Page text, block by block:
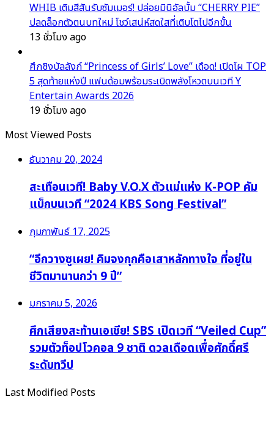
WHIB เติมสีสันรับซัมเมอร์! ปล่อยมินิอัลบั้ม “CHERRY PIE”
ปลดล็อกตัวตนบทใหม่ โชว์เสน่ห์สดใสที่เติบโตไปอีกขั้น
13 ชั่วโมง ago
ศึกชิงบัลลังก์ “Princess of Girls’ Love” เดือด! เปิดโผ TOP
5 สุดท้ายแห่งปี แฟนด้อมพร้อมระเบิดพลังโหวตบนเวที Y
Entertain Awards 2026
19 ชั่วโมง ago
Most Viewed Posts
ธันวาคม 20, 2024
สะเทือนเวที! Baby V.O.X ตัวแม่แห่ง K-POP คัม
แบ็กบนเวที “2024 KBS Song Festival”
กุมภาพันธ์ 17, 2025
“อีกวางซูเผย! คิมจงกุกคือเสาหลักทางใจ ที่อยู่ใน
ชีวิตมานานกว่า 9 ปี”
มกราคม 5, 2026
ศึกเสียงสะท้านเอเชีย! SBS เปิดเวที “Veiled Cup”
รวมตัวท็อปโวคอล 9 ชาติ ดวลเดือดเพื่อศักดิ์ศรี
ระดับทวีป
Last Modified Posts